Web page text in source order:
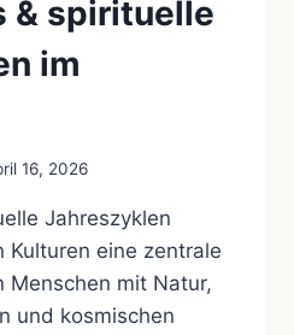
& spirituelle
im
16, 2026
Jahreszyklen
Kulturen eine zentrale
Menschen mit Natur,
und kosmischen